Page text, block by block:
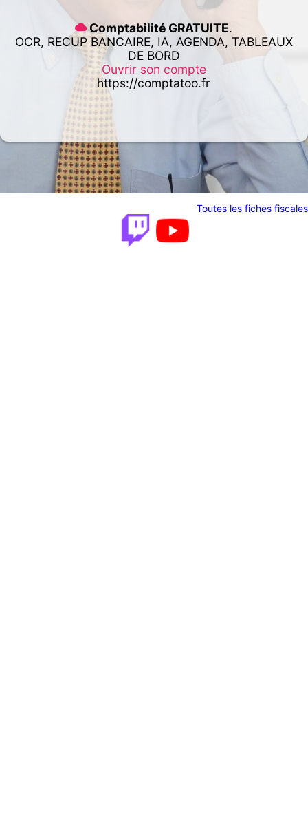
Comptabilité GRATUITE.
OCR, RECUP BANCAIRE, IA, AGENDA, TABLEAUX
DE BORD
Ouvrir son compte
https://comptatoo.fr
Toutes les fiches fiscales